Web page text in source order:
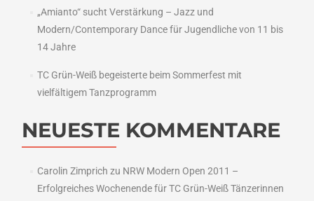
„Amianto“ sucht Verstärkung – Jazz und
Modern/Contemporary Dance für Jugendliche von 11 bis
14 Jahre
TC Grün-Weiß begeisterte beim Sommerfest mit
vielfältigem Tanzprogramm
NEUESTE KOMMENTARE
Carolin Zimprich zu NRW Modern Open 2011 –
Erfolgreiches Wochenende für TC Grün-Weiß Tänzerinnen